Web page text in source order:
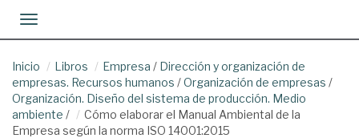
Toggle navigation
Inicio Libros Empresa / Dirección y organización de
empresas. Recursos humanos /Organización de empresas /
Organización. Diseño del sistema de producción. Medio
ambiente /
Cómo elaborar el Manual Ambiental de la
Empresa según la norma ISO 14001:2015